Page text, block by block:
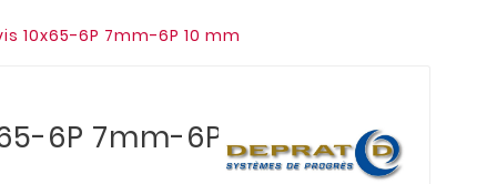
10x65-6P 7mm-6P 10 mm
6P 7mm-6P